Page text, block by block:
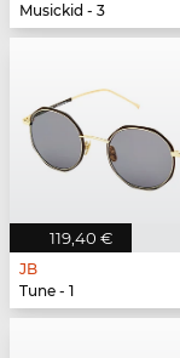
Musickid - 3
119,40 €
JB
Tune - 1